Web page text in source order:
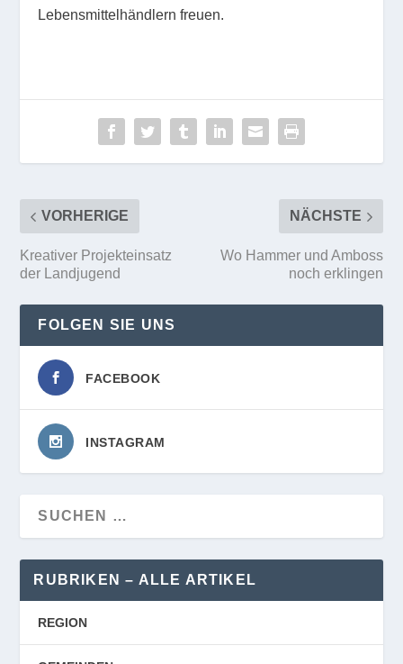
Lebensmittelhändlern freuen.
VORHERIGE
Kreativer Projekteinsatz
der Landjugend
NÄCHSTE
Wo Hammer und Amboss
noch erklingen
FOLGEN SIE UNS
FACEBOOK
INSTAGRAM
RUBRIKEN – ALLE ARTIKEL
REGION